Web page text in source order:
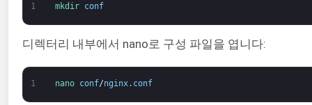
1 mkdir conf
디렉터리 내부에서 nano로 구성 파일을 엽니다:
1 nano conf/nginx. conf